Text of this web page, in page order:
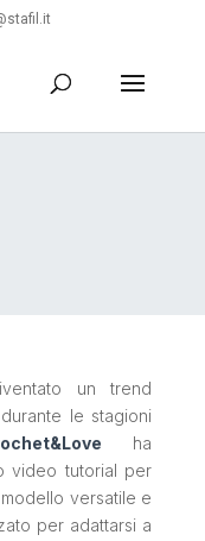
un trend
le stagioni
ha
video tutorial per
versatile e
per adattarsi a